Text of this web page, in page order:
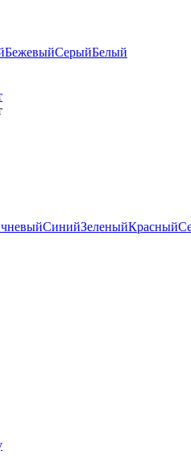
БежевыйСерыйБелый
СинийЗеленыйКрасный